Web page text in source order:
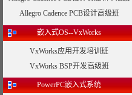
Allegro Cadence PCB设计高级班
嵌入式OS--VxWorks
VxWorks应用开发培训班
VxWorks BSP开发高级班
PowerPC嵌入式系统